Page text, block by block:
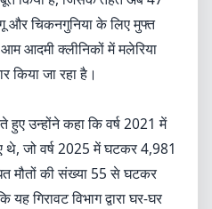
और चिकनगुनिया के लिए मुफ्त
आदमी क्लीनिकों में मलेरिया
किया जा रहा है।
हुए उन्होंने कहा कि वर्ष 2021 में
जो वर्ष 2025 में घटकर 4,981
मौतों की संख्या 55 से घटकर
गिरावट विभाग द्वारा घर-घर